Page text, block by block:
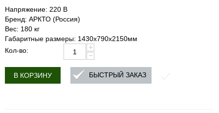
Напряжение: 220 В
Бренд: АРКТО (Россия)
Вес: 180 кг
Габаритные размеры: 1430х790х2150мм
Кол-во:
+
−
В КОРЗИНУ БЫСТРЫЙ ЗАКАЗ